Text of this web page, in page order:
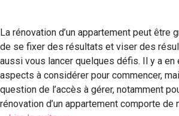
La rénovation d’un appartement peut être
de se fixer des résultats et viser des
aussi vous lancer quelques défis. Il y a
aspects à considérer pour commencer,
question de l’accès à gérer, notamment
rénovation d’un appartement comporte de